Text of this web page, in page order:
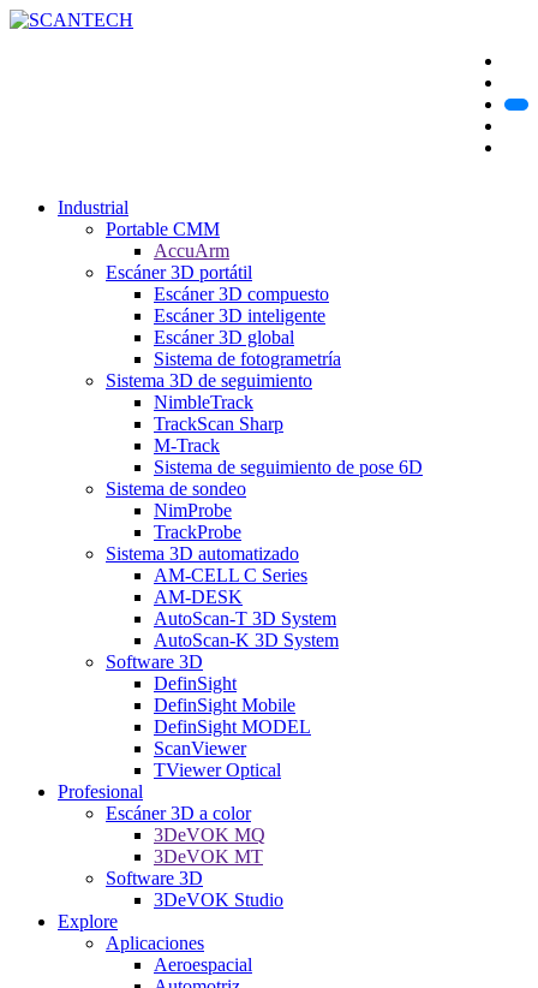
Industrial
Portable CMM
AccuArm
Escáner 3D portátil
Escáner 3D compuesto
Escáner 3D inteligente
Escáner 3D global
Sistema de fotogrametría
Sistema 3D de seguimiento
NimbleTrack
TrackScan Sharp
M-Track
Sistema de seguimiento de pose 6D
Sistema de sondeo
NimProbe
TrackProbe
Sistema 3D automatizado
AM-CELL C Series
AM-DESK
AutoScan-T 3D System
AutoScan-K 3D System
Software 3D
DefinSight
DefinSight Mobile
DefinSight MODEL
ScanViewer
TViewer Optical
Profesional
Escáner 3D a color
3DeVOK MQ
3DeVOK MT
Software 3D
3DeVOK Studio
Explore
Aplicaciones
Aeroespacial